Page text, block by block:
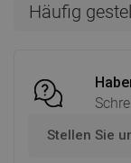
Häufig
Stellen Sie